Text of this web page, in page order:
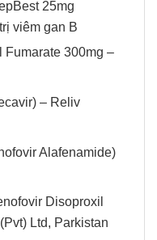
25mg
viêm gan B
Fumarate 300mg –
– Reliv
Alafenamide)
Disoproxil
Ltd, Parkistan